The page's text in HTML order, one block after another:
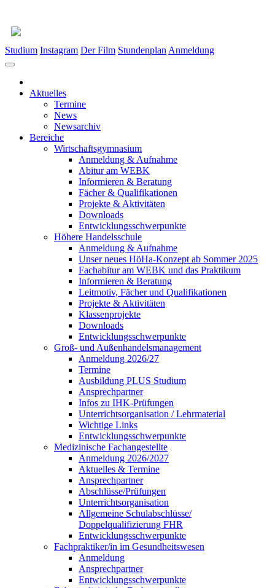
Studium Instagram Der Film Stundenplan Anmeldung
Aktuelles
Termine
News
Newsarchiv
Bereiche
Wirtschaftsgymnasium
Anmeldung & Aufnahme
Abitur am WEBK
Informieren & Beratung
Fächer & Qualifikationen
Projekte & Aktivitäten
Downloads
Entwicklungsschwerpunkte
Höhere Handelsschule
Anmeldung & Aufnahme
Unser neues HöHa-Konzept ab Sommer 2025
Fachabitur am WEBK und das Praktikum
Informieren & Beratung
Leitmotiv, Fächer und Qualifikationen
Projekte & Aktivitäten
Klassenprojekte
Downloads
Entwicklungsschwerpunkte
Groß- und Außenhandelsmanagement
Anmeldung 2026/27
Termine
Ausbildung PLUS Studium
Ansprechpartner
Infos zu IHK-Prüfungen
Unterrichtsorganisation / Lehrmaterial
Wichtige Links
Entwicklungsschwerpunkte
Medizinische Fachangestellte
Anmeldung 2026/2027
Aktuelles & Termine
Ansprechpartner
Abschlüsse/Prüfungen
Unterrichtsorganisation
Allgemeine Schulabschlüsse/
Doppelqualifizierung FHR
Entwicklungsschwerpunkte
Fachpraktiker/in im Gesundheitswesen
Anmeldung
Ansprechpartner
Entwicklungsschwerpunkte